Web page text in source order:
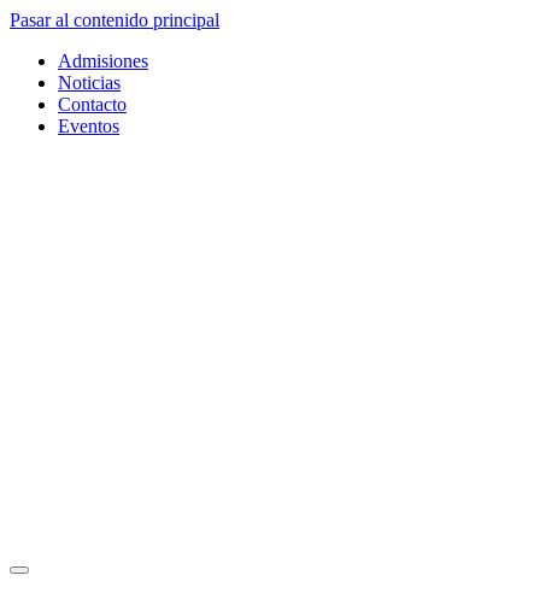
Pasar al contenido principal
Admisiones
Noticias
Contacto
Eventos